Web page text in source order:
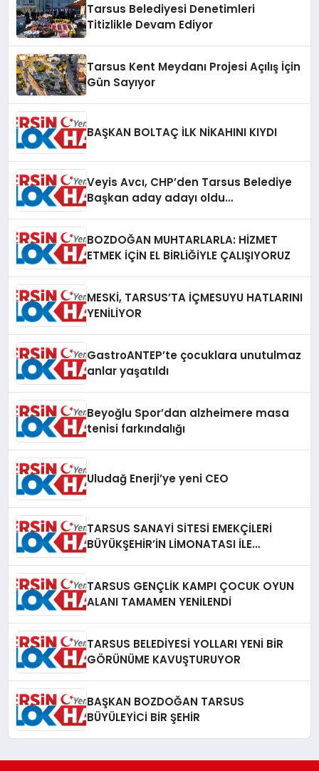
Tarsus Belediyesi Denetimleri
Titizlikle Devam Ediyor
Tarsus Kent Meydanı Projesi Açılış İçin
Gün Sayıyor
BAŞKAN BOLTAÇ İLK NİKAHINI KIYDI
Veyis Avcı, CHP’den Tarsus Belediye
Başkan aday adayı oldu…
BOZDOĞAN MUHTARLARLA: HİZMET
ETMEK İÇİN EL BİRLİĞİYLE ÇALIŞIYORUZ
MESKİ, TARSUS’TA İÇMESUYU HATLARINI
YENİLİYOR
GastroANTEP’te çocuklara unutulmaz
anlar yaşatıldı
Beyoğlu Spor’dan alzheimere masa
tenisi farkındalığı
Uludağ Enerji’ye yeni CEO
TARSUS SANAYİ SİTESİ EMEKÇİLERİ
BÜYÜKŞEHİR’İN LİMONATASI İLE
TARSUS GENÇLİK KAMPI ÇOCUK OYUN
ALANI TAMAMEN YENİLENDİ
TARSUS BELEDİYESİ YOLLARI YENİ BİR
GÖRÜNÜME KAVUŞTURUYOR
BAŞKAN BOZDOĞAN TARSUS
BÜYÜLEYİCİ BİR ŞEHİR